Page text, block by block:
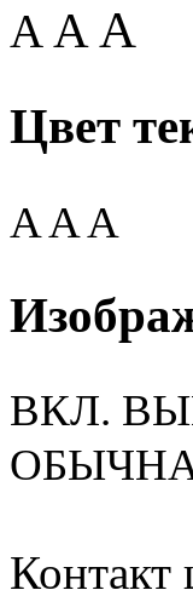
A AA
Цвет
AAA
ВКЛ.
Контакт